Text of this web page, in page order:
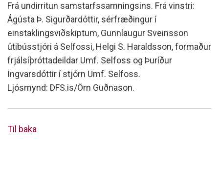
Frá undirritun samstarfssamningsins. Frá vinstri:
Ágústa Þ. Sigurðardóttir, sérfræðingur í
einstaklingsviðskiptum, Gunnlaugur Sveinsson
útibússtjóri á Selfossi, Helgi S. Haraldsson, formaður
frjálsíþróttadeildar Umf. Selfoss og Þuríður
Ingvarsdóttir í stjórn Umf. Selfoss.
Ljósmynd: DFS.is/Örn Guðnason.
Til baka